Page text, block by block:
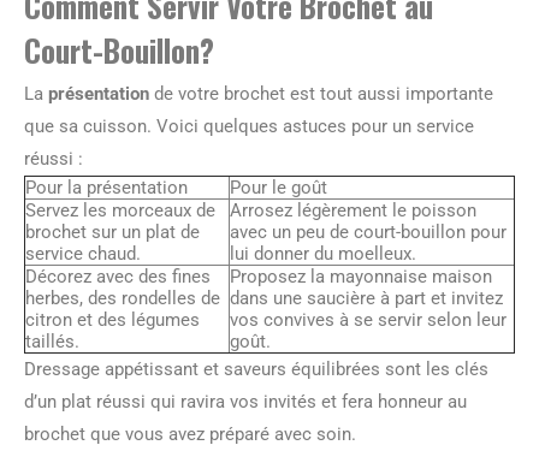
Court-Bouillon?
La présentation de votre brochet est tout aussi importante
que sa cuisson. Voici quelques astuces pour un service
réussi :
Pour la présentation
Pour le goût
Servez les morceaux de
brochet sur un plat de
service chaud.
Arrosez légèrement le poisson
avec un peu de court-bouillon pour
lui donner du moelleux.
Décorez avec des fines
herbes, des rondelles de
citron et des légumes
taillés.
Proposez la mayonnaise maison
dans une saucière à part et invitez
vos convives à se servir selon leur
goût.
Dressage appétissant et saveurs équilibrées sont les clés
d’un plat réussi qui ravira vos invités et fera honneur au
brochet que vous avez préparé avec soin.